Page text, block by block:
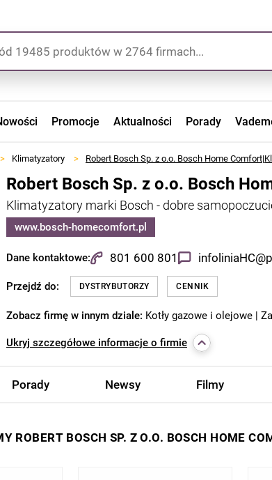
Promocje Aktualności Porady
> Klimatyzatory > Robert Bosch Sp. z o.o. Bosch Home
Robert Bosch Sp. z o.o. Bosch
Klimatyzatory marki Bosch - dobre
www.bosch-homecomfort.pl
Dane kontaktowe: 801 600 801
Przejdź do: DYSTRYBUTORZY CENNIK
Zobacz firmę w innym dziale: Kotły gazowe i olejowe
Ukryj szczegółowe informacje o firmie
Porady Newsy Filmy
ROBERT BOSCH SP. Z O.O. BOSCH HOME